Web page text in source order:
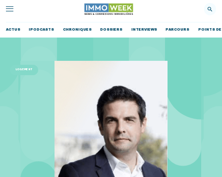
ACTUS IPODCASTS CHRONIQUES DOSSIERS INTERVIEWS PARCOURS POINTS DE
LOGEMENT